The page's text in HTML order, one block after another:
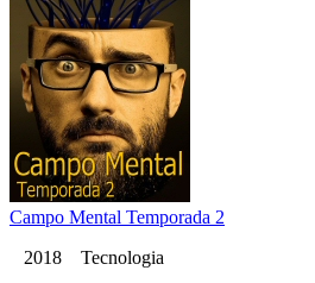
Campo Mental Temporada 2
2018 Tecnologia